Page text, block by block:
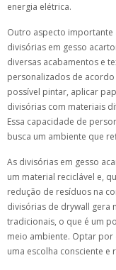
energia elétrica.
Outro aspecto importante
divisórias em gesso
diversas acabamentos e
personalizados de
possível pintar, aplicar
divisórias com materiais
Essa capacidade de
busca um ambiente que
As divisórias em gesso
um material reciclável e,
redução de resíduos na
divisórias de drywall gera
tradicionais, o que é um
meio ambiente. Optar
uma escolha consciente e